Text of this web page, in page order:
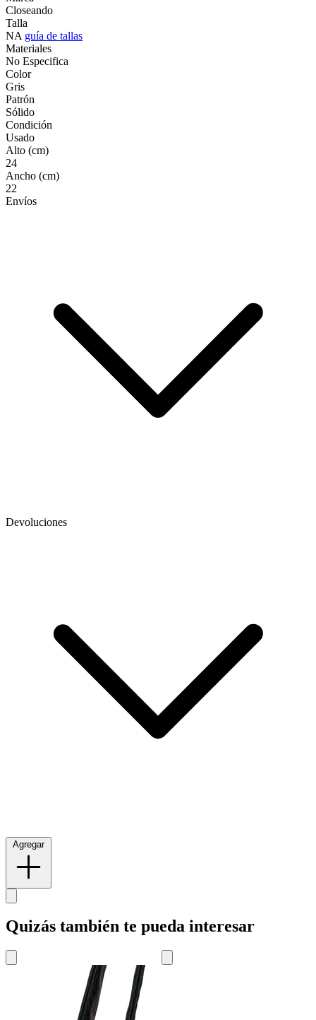
Closeando
Talla
NA guía de tallas
Materiales
No Especifica
Color
Gris
Patrón
Sólido
Condición
Usado
Alto (cm)
24
Ancho (cm)
22
Envíos
Devoluciones
Agregar
Quizás también te pueda interesar